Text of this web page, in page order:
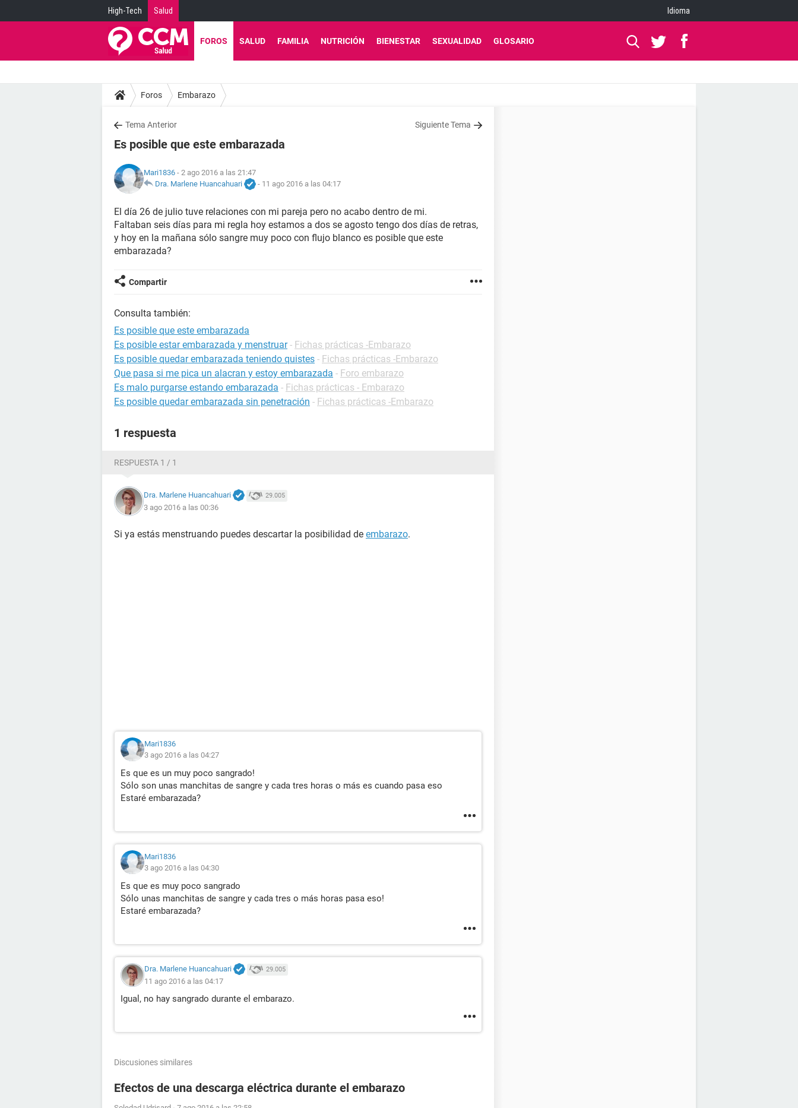
High-Tech Salud Idioma
FOROS SALUD FAMILIA NUTRICIÓN BIENESTAR SEXUALIDAD GLOSARIO
Foros Embarazo
Tema Anterior Siguiente Tema
Es posible que este embarazada
Mari1836 - 2 ago 2016 a las 21:47
Dra. Marlene Huancahuari
- 11 ago 2016 a las 04:17
El día 26 de julio tuve relaciones con mi pareja pero no acabo dentro de mi.
Faltaban seis días para mi regla hoy estamos a dos se agosto tengo dos días de retras,
y hoy en la mañana sólo sangre muy poco con flujo blanco es posible que este
embarazada?
Compartir
Consulta también:
Es posible que este embarazada
Es posible estar embarazada y menstruar - Fichas prácticas -Embarazo
Es posible quedar embarazada teniendo quistes - Fichas prácticas -Embarazo
Que pasa si me pica un alacran y estoy embarazada - Foro embarazo
Es malo purgarse estando embarazada - Fichas prácticas - Embarazo
Es posible quedar embarazada sin penetración - Fichas prácticas -Embarazo
1 respuesta
RESPUESTA 1 / 1
Dra. Marlene Huancahuari 29.005
3 ago 2016 a las 00:36
Si ya estás menstruando puedes descartar la posibilidad de embarazo.
Mari1836
3 ago 2016 a las 04:27
Es que es un muy poco sangrado!
Sólo son unas manchitas de sangre y cada tres horas o más es cuando pasa eso
Estaré embarazada?
Mari1836
3 ago 2016 a las 04:30
Es que es muy poco sangrado
Sólo unas manchitas de sangre y cada tres o más horas pasa eso!
Estaré embarazada?
Dra. Marlene Huancahuari 29.005
11 ago 2016 a las 04:17
Igual, no hay sangrado durante el embarazo.
Discusiones similares
Efectos de una descarga eléctrica durante el embarazo